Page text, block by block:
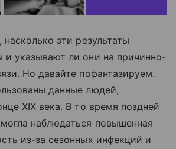
эти результаты
и указывают ли они на причинно-
Но давайте пофантазируем.
данные людей,
XIX века. В то время поздней
наблюдаться повышенная
из-за сезонных инфекций и